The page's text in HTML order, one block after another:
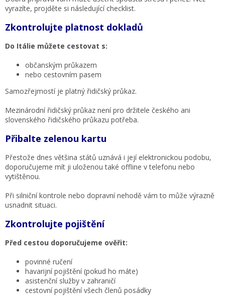
vyrazíte, projděte si následující checklist.
Zkontrolujte platnost dokladů
Do Itálie můžete cestovat s:
občanským průkazem
nebo cestovním pasem
Samozřejmostí je platný řidičský průkaz.
Mezinárodní řidičský průkaz není pro držitele českého ani
slovenského řidičského průkazu potřeba.
Přibalte zelenou kartu
Přestože dnes většina států uznává i její elektronickou podobu,
doporučujeme mít ji uloženou také offline v telefonu nebo
vytištěnou.
Při silniční kontrole nebo dopravní nehodě vám to může výrazně
usnadnit situaci.
Zkontrolujte pojištění
Před cestou doporučujeme ověřit:
povinné ručení
havarijní pojištění (pokud ho máte)
asistenční služby v zahraničí
cestovní pojištění všech členů posádky